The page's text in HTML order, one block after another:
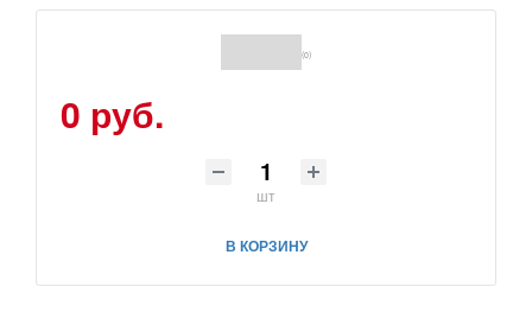
(0)
0 руб.
шт
В КОРЗИНУ